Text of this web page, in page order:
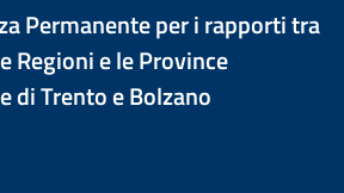
Permanente per i rapporti tra
Regioni e le Province
di Trento e Bolzano